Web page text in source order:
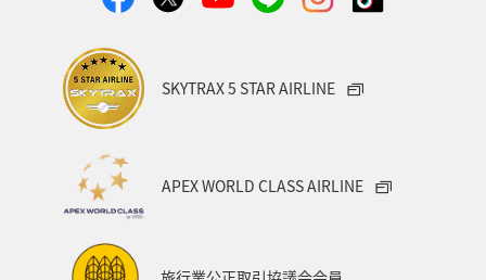
神奈川県 アメリカ 中国地方
ドイツ 釣り
ベルギー 群馬県
ワーケーション（家族）
鹿児島県 西表島
ANAショッピング A-style
SKYTRAX 5 STAR AIRLINE
APEX WORLD CLASS AIRLINE